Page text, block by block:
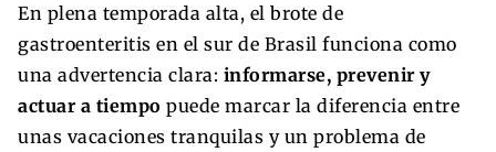
En plena temporada alta, el brote de
gastroenteritis en el sur de Brasil funciona como
una advertencia clara: informarse, prevenir y
actuar a tiempo puede marcar la diferencia entre
unas vacaciones tranquilas y un problema de